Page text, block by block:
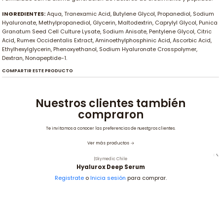
INGREDIENTES:Aqua, Tranexamic Acid, Butylene Glycol, Propanediol, Sodium
Hyaluronate, Methylpropanediol, Glycerin, Maltodextrin, Caprylyl Glycol, Punica
Granatum Seed Cell Culture Lysate, Sodium Anisate, Pentylene Glycol, Citric
Acid, Rumex Occidentalis Extract, Aminoethylphosphinic Acid, Ascorbic Acid,
Ethylhexylglycerin, Phenoxyethanol, Sodium Hyaluronate Crosspolymer,
Dextran, Nonapeptide-1.
COMPARTIR ESTE PRODUCTO
Nuestros clientes también
compraron
Te invitamos a conocer las preferencias de nuestgros clientes.
Ver más productos
Skymedic Chile
Hyalurox Deep Serum
Registrateo Inicia sesión para comprar.